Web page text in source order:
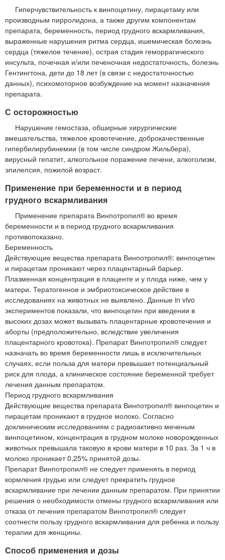
Гиперчувствительность к винпоцетину, пирацетаму или
производным пирролидона, а также другим компонентам
препарата, беременность, период грудного вскармливания,
выраженные нарушения ритма сердца, ишемическая болезнь
сердца (тяжелое течение), острая стадия геморрагического
инсульта, почечная и/или печеночная недостаточность, болезнь
Гентингтона, дети до 18 лет (в связи с недостаточностью
данных), психомоторное возбуждение на момент назначения
препарата.
С осторожностью
Нарушение гемостаза, обширные хирургические
вмешательства, тяжелое кровотечение, доброкачественные
гипербилирубинемии (в том числе синдром Жильбера),
вирусный гепатит, алкогольное поражение печени, алкоголизм,
эпилепсия, пожилой возраст.
Применение при беременности и в период
грудного вскармливания
Применение препарата Винпотропил® во время
беременности и в период грудного вскармливания
противопоказано.
Беременность
Действующие вещества препарата Винпотропил®: винпоцетин
и пирацетам проникают через плацентарный барьер.
Плазменная концентрация в плаценте и у плода ниже, чем у
матери. Тератогенное и эмбриотоксическое действие в
исследованиях на животных не выявлено. Данные in vivo
экспериментов показали, что винпоцетин при введении в
высоких дозах может вызывать плацентарные кровотечения и
аборты (предположительно, вследствие увеличения
плацентарного кровотока). Препарат Винпотропил® следует
назначать во время беременности лишь в исключительных
случаях, если польза для матери превышает потенциальный
риск для плода, а клиническое состояние беременной требует
лечения данным препаратом.
Период грудного вскармливания
Действующие вещества препарата Винпотропил® винпоцетин и
пирацетам проникают в грудное молоко. Согласно
доклиническим исследованиям с радиоактивно меченым
винпоцетином, концентрация в грудном молоке новорожденных
животных превышала таковую в крови матери в 10 раз. За 1 ч в
молоко проникает 0,25% принятой дозы.
Препарат Винпотропил® не следует применять в период
кормления грудью или следует прекратить грудное
вскармливание при лечении данным препаратом. При принятии
решения о необходимости отмены грудного вскармливания или
отказа от лечения препаратом Винпотропил® следует
соотнести пользу грудного вскармливания для ребенка и пользу
терапии для женщины.
Способ применения и дозы